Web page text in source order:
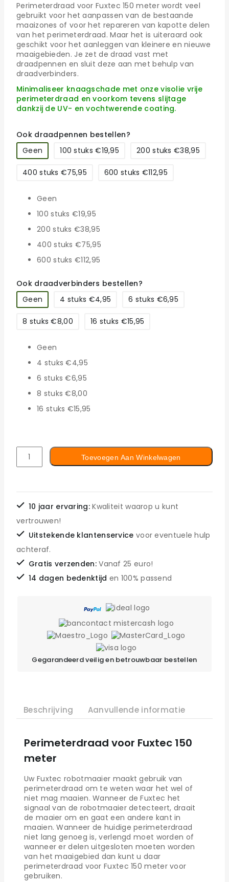
Perimeterdraad voor Fuxtec 150 meter wordt veel
gebruikt voor het aanpassen van de bestaande
maaizones of voor het repareren van kapotte delen
van het perimeterdraad. Maar het is uiteraard ook
geschikt voor het aanleggen van kleinere en nieuwe
maaigebieden. Je zet de draad vast met
draadpennen en sluit deze aan met behulp van
draadverbinders.
Minimaliseer knaagschade met onze visolie vrije
perimeterdraad en voorkom tevens slijtage
dankzij de UV- en vochtwerende coating.
Ook draadpennen bestellen?
Geen
100 stuks €19,95 200 stuks €38,95
400 stuks €75,95 600 stuks €112,95
Geen
100 stuks €19,95
200 stuks €38,95
400 stuks €75,95
600 stuks €112,95
Ook draadverbinders bestellen?
Geen
4 stuks €4,95 6 stuks €6,95
8 stuks €8,00 16 stuks €15,95
Geen
4 stuks €4,95
6 stuks €6,95
8 stuks €8,00
16 stuks €15,95
Toevoegen Aan Winkelwagen
10 jaar ervaring:Kwaliteit waarop u kunt
vertrouwen!
Uitstekende klantenservice voor eventuele hulp
achteraf.
Gratis verzenden:Vanaf 25 euro!
14 dagen bedenktijd en 100% passend
Gegarandeerd veilig en betrouwbaar bestellen
Beschrijving Aanvullende informatie
Perimeterdraad voor Fuxtec 150
meter
Uw Fuxtec robotmaaier maakt gebruik van
perimeterdraad om te weten waar het wel of
niet mag maaien. Wanneer de Fuxtec het
signaal van de robotmaaier detecteert, draait
de maaier om en gaat een andere kant in
maaien. Wanneer de huidige perimeterdraad
niet lang genoeg is, verlengd moet worden of
wanneer er delen uitgesloten moeten worden
van het maaigebied dan kunt u daar
perimeterdraad voor Fuxtec 150 meter voor
gebruiken.